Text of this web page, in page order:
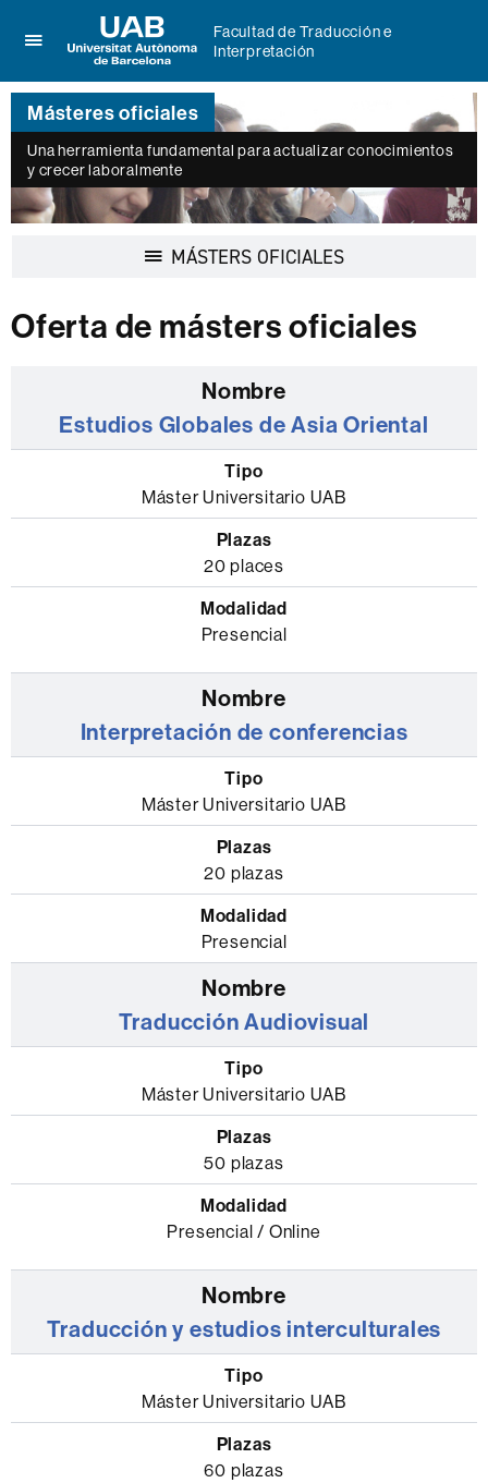
aquí
para
desplegar
el
menú
de
Facultad
Universitat
Autònoma
de
Barcelona
Facultad de Traducción e
Interpretación
Másteres oficiales
Una herramienta fundamental para actualizar conocimientos
y crecer laboralmente
MÁSTERS OFICIALESDesplegar
Oferta de másters oficiales
de
Facultad
e
se
el
plazas
Estudios Globales de Asia Oriental
Máster Universitario UAB
20 places
Presencial
Interpretación de conferencias
Máster Universitario UAB
20 plazas
Presencial
Traducción Audiovisual
Máster Universitario UAB
50 plazas
Presencial / Online
Traducción y estudios interculturales
Máster Universitario UAB
60 plazas